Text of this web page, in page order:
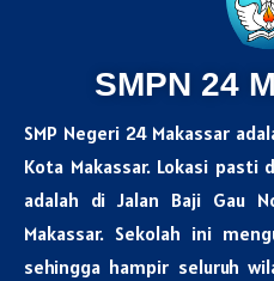
SMPN 24
SMP Negeri 24 Makassar
Kota Makassar. Lokasi pasti
adalah di Jalan Baji Gau
Makassar. Sekolah ini
sehingga hampir seluruh